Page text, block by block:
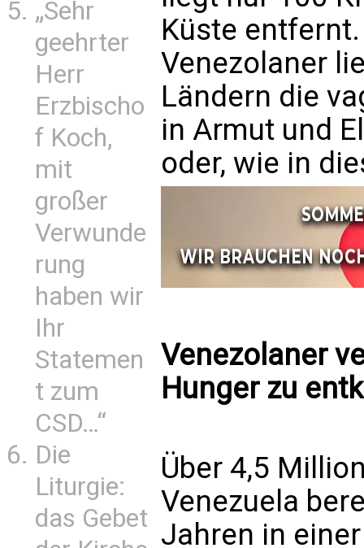
„Sehr
geehrter
Herr
Erzbischo
f Koch,
mit
großer
Verwunde
rung
haben wir
Ihr
Statemen
t zum
CSD…“
Die
Liturgie:
das Gebet
Küste
Venezolaner
Ländern die
in Armut und
oder, wie in
Venezolaner
Hunger zu
Über 4,5
Venezuela
Jahren in